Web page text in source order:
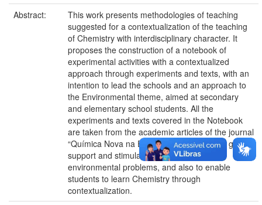
Abstract:
This work presents methodologies of teaching
suggested for a contextualization of the teaching
of Chemistry with interdisciplinary character. It
proposes the construction of a notebook of
experimental activities with a contextualized
approach through experiments and texts, with an
intention to lead the schools and an approach to
the Environmental theme, aimed at secondary
and elementary school students. All the
experiments and texts covered in the Notebook
are taken from the academic articles of the journal
“Química Nova na Escola”, with purpose of give
support and stimulate teachers to discuss
environmental problems, and also to enable
students to learn Chemistry through
contextualization.